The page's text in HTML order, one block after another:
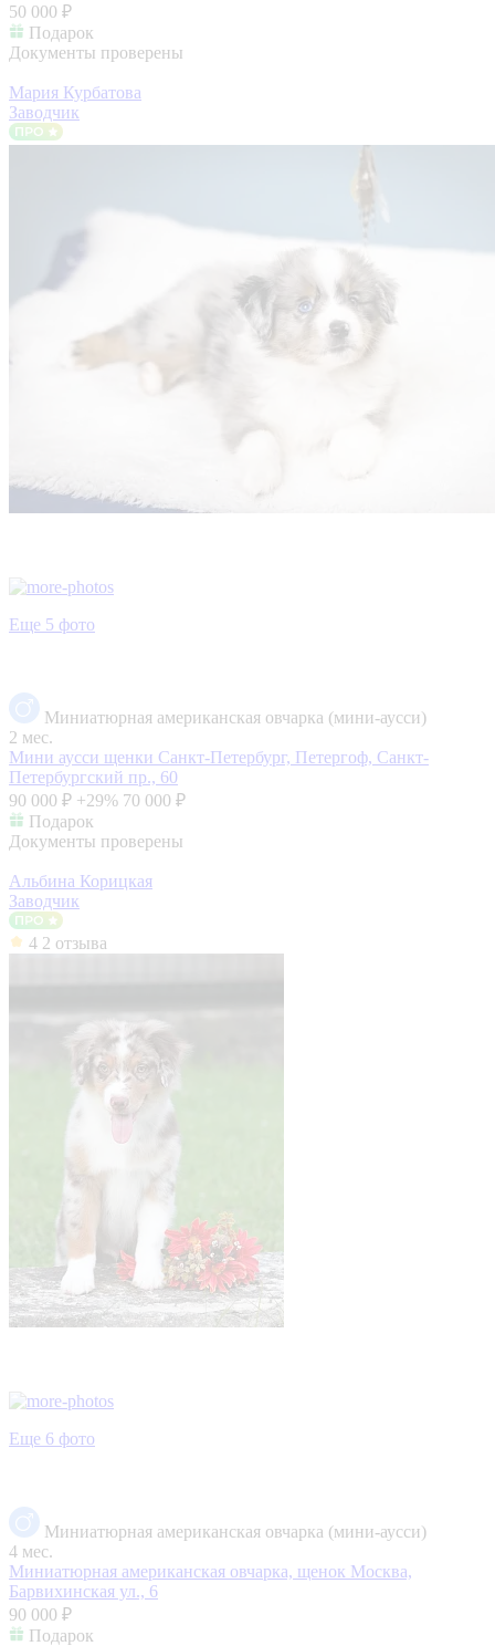
50 000 ₽
Подарок
Документы проверены
Мария Курбатова
Заводчик
Еще 5 фото
Миниатюрная американская овчарка (мини-аусси)
2 мес.
Мини аусси щенки Санкт-Петербург, Петергоф, Санкт-
Петербургский пр., 60
90 000 ₽ +29% 70 000 ₽
Подарок
Документы проверены
Альбина Корицкая
Заводчик
4 2 отзыва
Еще 6 фото
Миниатюрная американская овчарка (мини-аусси)
4 мес.
Миниатюрная американская овчарка, щенок Москва,
Барвихинская ул., 6
90 000 ₽
Подарок